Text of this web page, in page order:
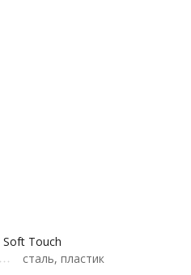
Touch
сталь, пластик